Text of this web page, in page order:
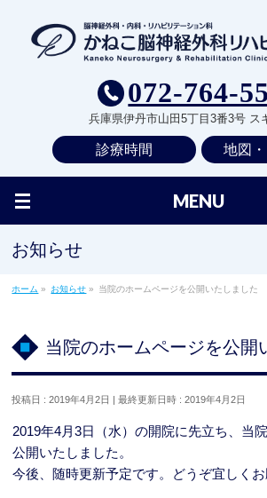
072-764-
兵庫県伊丹市山田5丁目3番3号 ス
診療時間 地図
MENU
お知らせ
ホーム » お知らせ » 当院のホームページを公開いたしました
当院のホームページを公開
投稿日 : 2019年4月2日 最終更新日時 : 2019年4月2日
2019年4月3日（水）の開院に先立ち、当
公開いたしました。
今後、随時更新予定です。どうぞ宜しくお